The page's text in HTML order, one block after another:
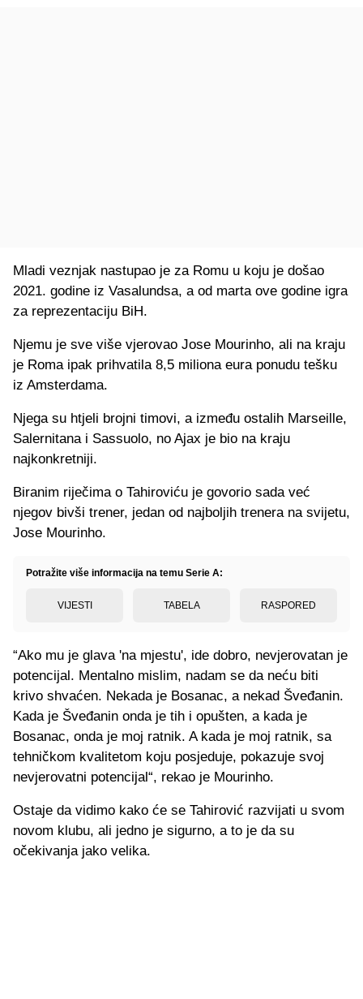
Mladi veznjak nastupao je za Romu u koju je došao
2021. godine iz Vasalundsa, a od marta ove godine igra
za reprezentaciju BiH.
Njemu je sve više vjerovao Jose Mourinho, ali na kraju
je Roma ipak prihvatila 8,5 miliona eura ponudu tešku
iz Amsterdama.
Njega su htjeli brojni timovi, a između ostalih Marseille,
Salernitana i Sassuolo, no Ajax je bio na kraju
najkonkretniji.
Biranim riječima o Tahiroviću je govorio sada već
njegov bivši trener, jedan od najboljih trenera na svijetu,
Jose Mourinho.
Potražite više informacija na temu Serie A:
VIJESTI TABELA RASPORED
“Ako mu je glava 'na mjestu', ide dobro, nevjerovatan je
potencijal. Mentalno mislim, nadam se da neću biti
krivo shvaćen. Nekada je Bosanac, a nekad Šveđanin.
Kada je Šveđanin onda je tih i opušten, a kada je
Bosanac, onda je moj ratnik. A kada je moj ratnik, sa
tehničkom kvalitetom koju posjeduje, pokazuje svoj
nevjerovatni potencijal“, rekao je Mourinho.
Ostaje da vidimo kako će se Tahirović razvijati u svom
novom klubu, ali jedno je sigurno, a to je da su
očekivanja jako velika.